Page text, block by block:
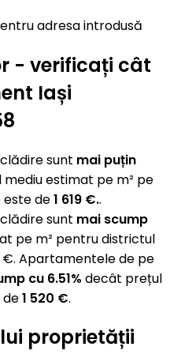
adresa introdusă
- verificați cât
Iași
sunt mai puțin
estimat pe m² pe
este de1 619 €..
sunt mai scump
pe m² pentru districtul
€. Apartamentele de pe
cu 6.51% decât prețul
de1 520 €.
proprietății